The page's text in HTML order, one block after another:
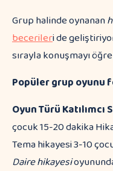
Grup halinde oynanan
becerileri de
sırayla konuşmayı
Popüler grup oyunu
Oyun TürüKatılımcı
çocuk 15-20 dakika
Tema hikayesi 3-10
Daire hikayesi